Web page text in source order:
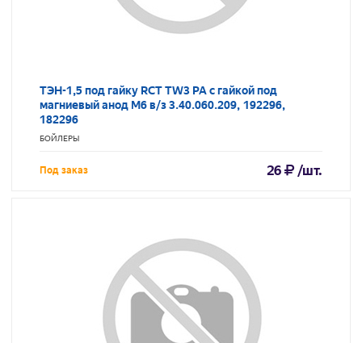
ТЭН-1,5 под гайку RCT TW3 PA с гайкой под
магниевый анод M6 в/з 3.40.060.209, 192296,
182296
БОЙЛЕРЫ
Под заказ 26 /шт.